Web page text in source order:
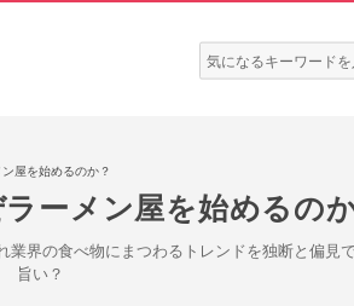
検
索:
屋を始めるのか？
ーメン屋を始めるの
界の食べ物にまつわるトレンドを独断と偏
旨い？